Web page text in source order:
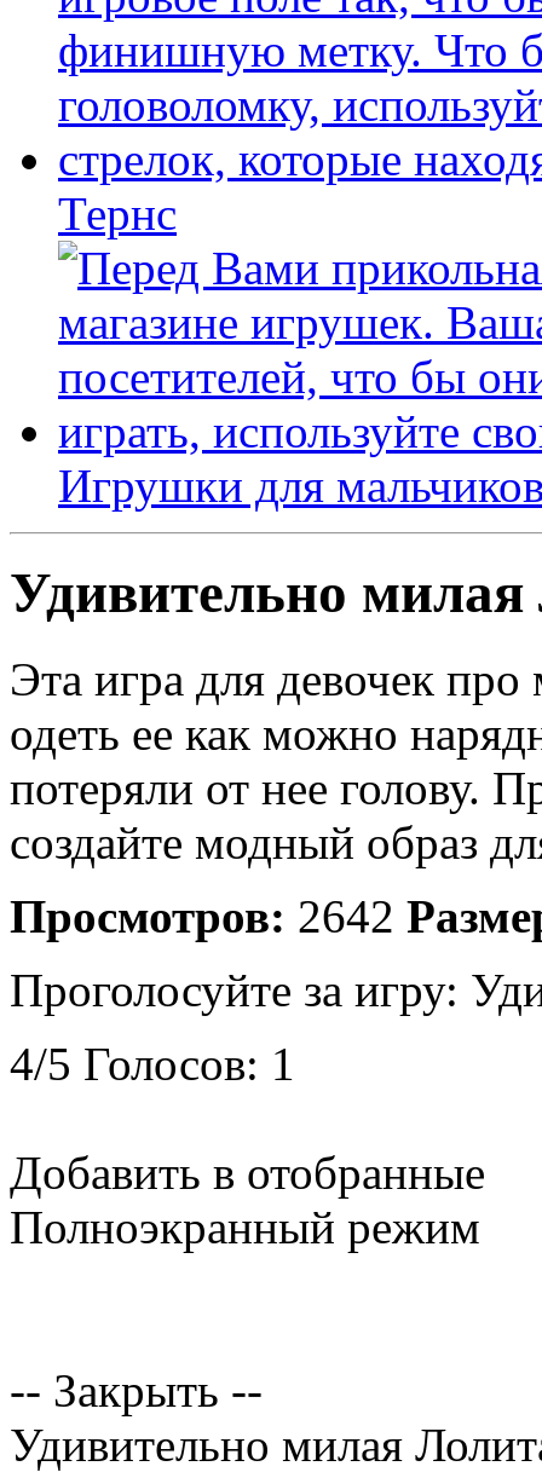
Тернс
Игрушки для
Удивительно
Эта игра для девочек
одеть ее как можно
потеряли от нее голову.
создайте модный образ
Просмотров: 2642
Проголосуйте за игру:
4/5 Голосов: 1
Добавить в отобранные
Полноэкранный режим
-- Закрыть --
Удивительно милая